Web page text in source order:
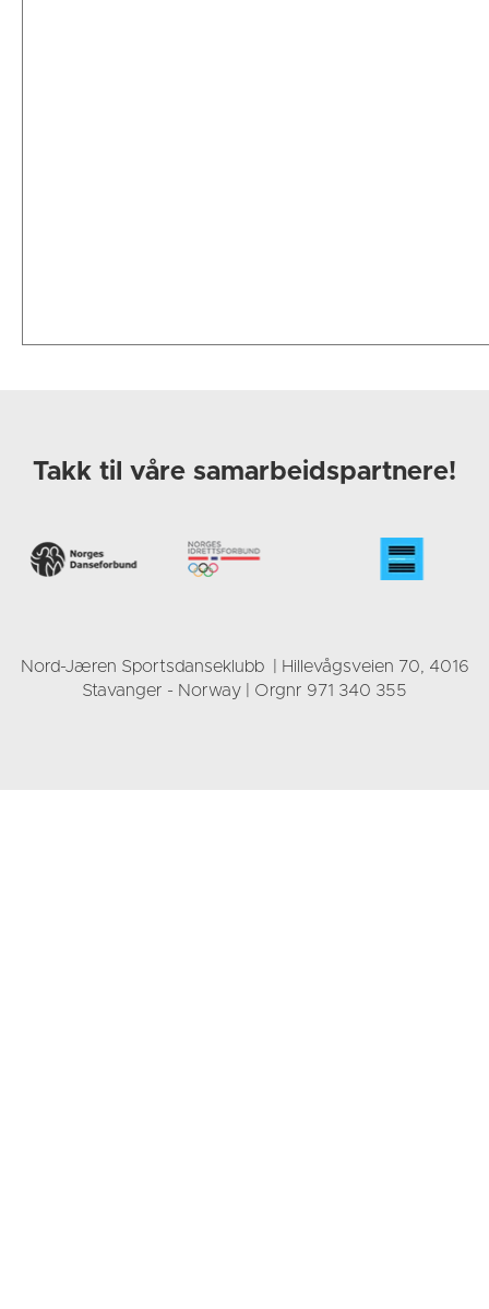
Takk til våre samarbeidspartnere!
Nord-Jæren Sportsdanseklubb | Hillevågsveien 70, 4016
Stavanger - Norway | Orgnr 971 340 355